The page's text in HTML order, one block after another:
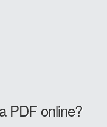
PDF online?